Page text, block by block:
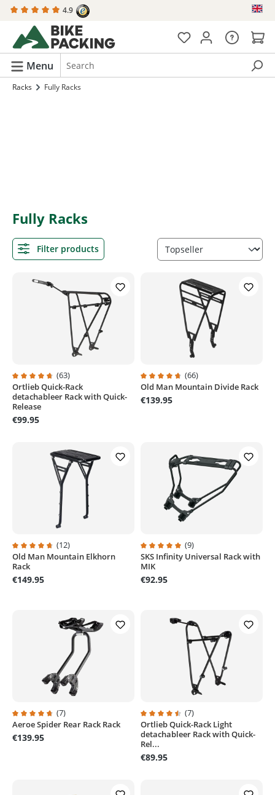
content 4.9
Menu
Racks Fully Racks
Fully Racks
Filter products
Average rating of 4.7 out of 5 stars
(63)
Ortlieb Quick-Rack
detachableer Rack with Quick-
Release
€99.95
Average rating of 4.8 out of 5
(66)
Old Man Mountain Divide Rack
€139.95
Average rating of 4.8 out of 5 stars
(12)
Old Man Mountain Elkhorn
Rack
€149.95
Average rating of 5 out of 5 stars
(9)
SKS Infinity Universal Rack with
MIK
€92.95
Average rating of 4.8 out of 5 stars
(7)
Aeroe Spider Rear Rack Rack
€139.95
Average rating of 4.5 out of 5
(7)
Ortlieb Quick-Rack Light
detachableer Rack with Quick-
Rel...
€89.95